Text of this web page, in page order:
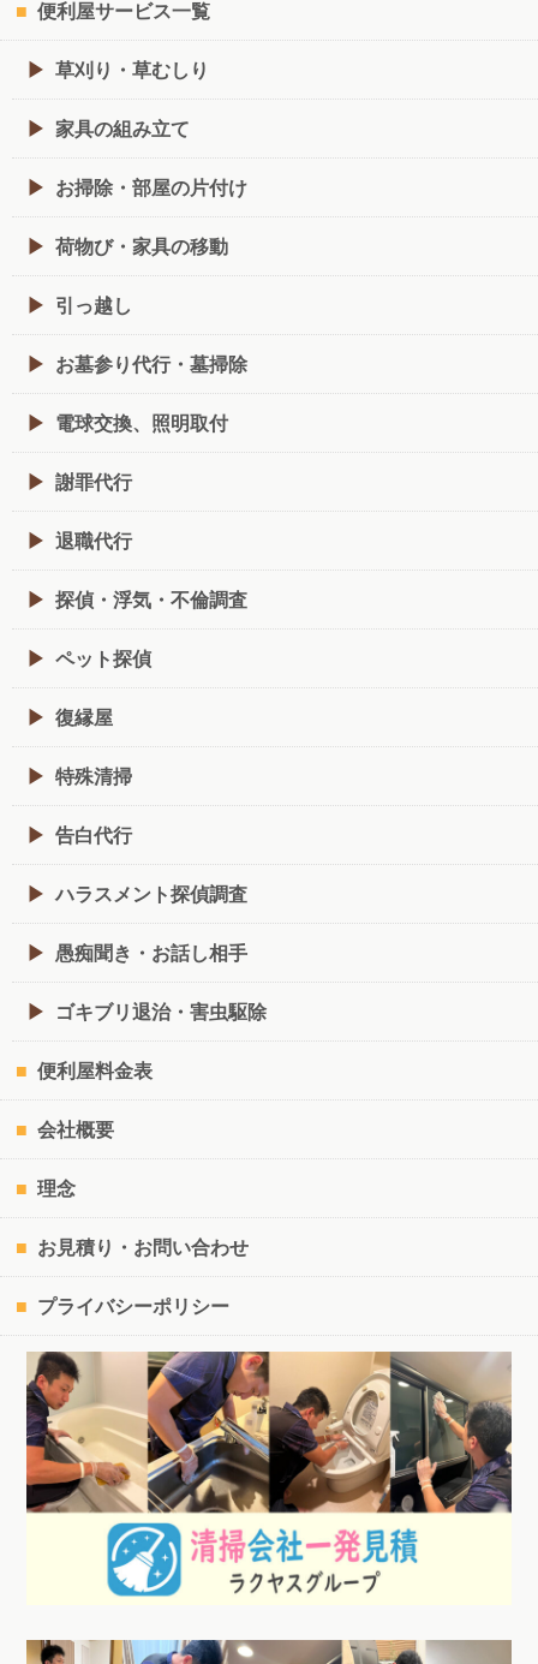
便利屋サービス一覧
草刈り・草むしり
家具の組み立て
お掃除・部屋の片付け
荷物び・家具の移動
引っ越し
お墓参り代行・墓掃除
電球交換、照明取付
謝罪代行
退職代行
探偵・浮気・不倫調査
ペット探偵
復縁屋
特殊清掃
告白代行
ハラスメント探偵調査
愚痴聞き・お話し相手
ゴキブリ退治・害虫駆除
便利屋料金表
会社概要
理念
お見積り・お問い合わせ
プライバシーポリシー